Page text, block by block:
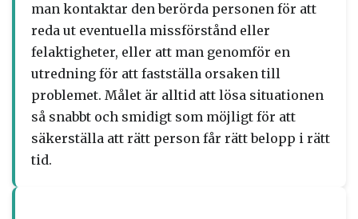
man kontaktar den berörda personen för att
reda ut eventuella missförstånd eller
felaktigheter, eller att man genomför en
utredning för att fastställa orsaken till
problemet. Målet är alltid att lösa situationen
så snabbt och smidigt som möjligt för att
säkerställa att rätt person får rätt belopp i rätt
tid.